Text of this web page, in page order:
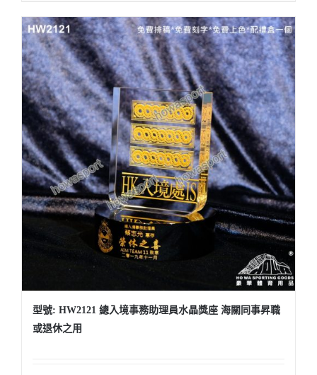
型號: HW2121 總入境事務助理員水晶獎座 海關同事昇職
或退休之用